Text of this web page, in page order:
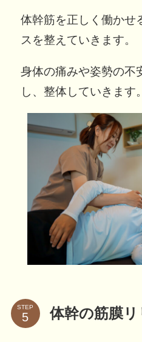
体幹筋を正しく働かせ
スを整えていきます。
身体の痛みや姿勢の不
し、整体していきます。
STEP 体幹の筋膜リ